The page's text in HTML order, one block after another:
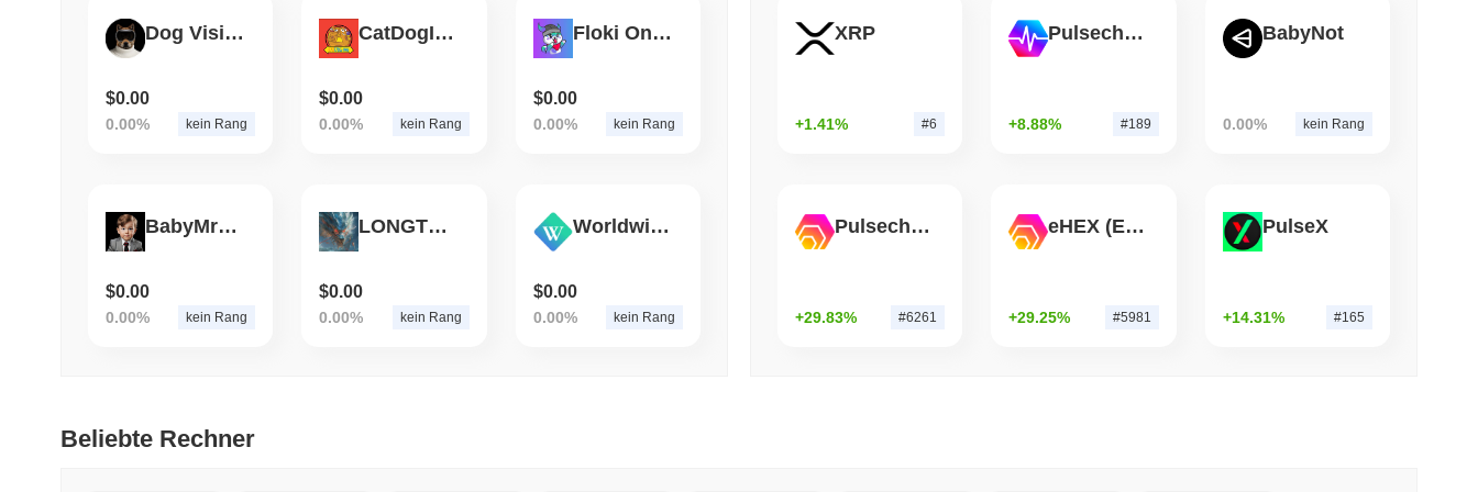
August 06 2026(1 day ago) 3 min lesen
abgeschaltet
Dog Vision Pro
$0.00
0.00% kein Rang
CatDogINU
$0.00
0.00% kein Rang
Floki On Solana
$0.00
0.00% kein Rang
BabyMrBeast
$0.00
0.00% kein Rang
LONGTOTEM
$0.00
0.00% kein Rang
Worldwide USD
$0.00
0.00% kein Rang
XRP
+1.41% #6
Pulsechain
+8.88% #189
BabyNot
0.00% kein Rang
Pulsechain Bridged HEX (Pulsechain)
+29.83% #6261
eHEX (Ethereum)
+29.25% #5981
PulseX
+14.31% #165
Beliebte Rechner